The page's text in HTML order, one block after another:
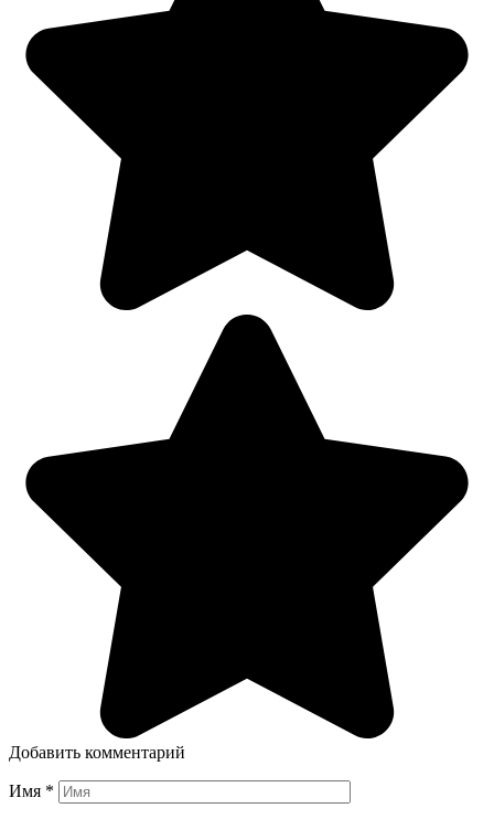
Добавить комментарий
Имя *